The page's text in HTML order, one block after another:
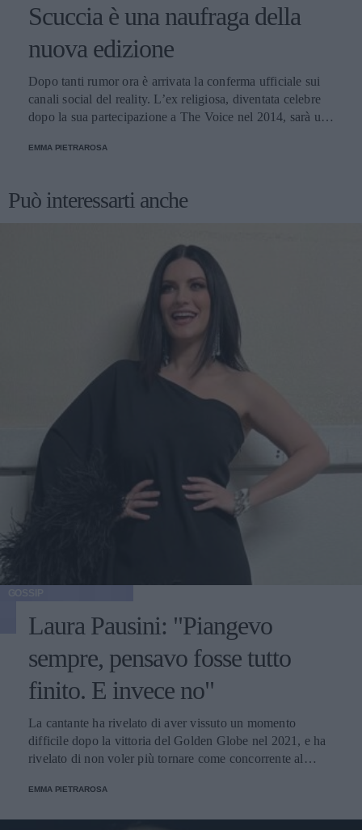
Scuccia è una naufraga della
nuova edizione
Dopo tanti rumor ora è arrivata la conferma ufficiale sui
canali social del reality. L’ex religiosa, diventata celebre
dopo la sua partecipazione a The Voice nel 2014, sarà una
EMMA PIETRAROSA
Può interessarti anche
Laura Pausini: "Piangevo
sempre, pensavo fosse tutto
finito. E invece no"
La cantante ha rivelato di aver vissuto un momento
difficile dopo la vittoria del Golden Globe nel 2021, e ha
rivelato di non voler più tornare come concorrente al
EMMA PIETRAROSA